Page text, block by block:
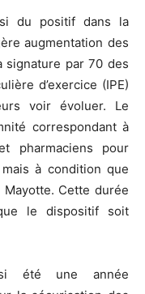
du positif dans la
augmentation des
signature par 70 des
d’exercice (IPE)
voir évoluer. Le
correspondant à
pharmaciens pour
à condition que
Cette durée
le dispositif soit
été une année